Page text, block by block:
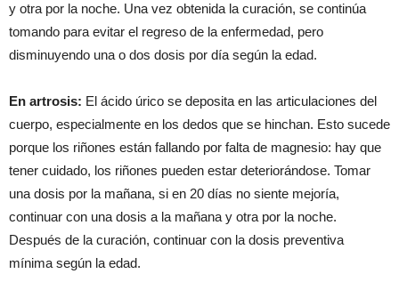
y otra por la noche. Una vez obtenida la curación, se continúa
tomando para evitar el regreso de la enfermedad, pero
disminuyendo una o dos dosis por día según la edad.
En artrosis: El ácido úrico se deposita en las articulaciones del
cuerpo, especialmente en los dedos que se hinchan. Esto sucede
porque los riñones están fallando por falta de magnesio: hay que
tener cuidado, los riñones pueden estar deteriorándose. Tomar
una dosis por la mañana, si en 20 días no siente mejoría,
continuar con una dosis a la mañana y otra por la noche.
Después de la curación, continuar con la dosis preventiva
mínima según la edad.